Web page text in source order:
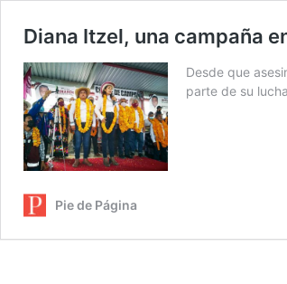
Diana Itzel, una campaña
Desde que
parte de su
Pie de Página